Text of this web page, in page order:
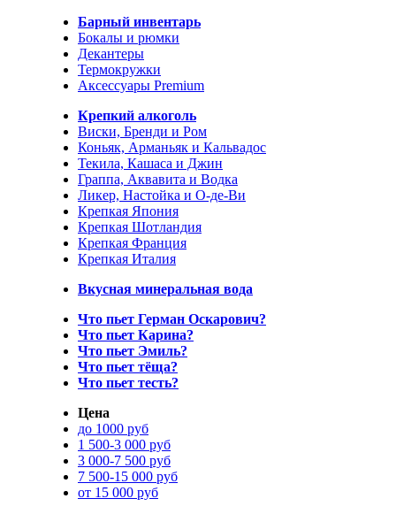
Барный инвентарь
Бокалы и рюмки
Декантеры
Термокружки
Аксессуары Premium
Крепкий алкоголь
Виски, Бренди и Ром
Коньяк, Арманьяк и Кальвадос
Текила, Кашаса и Джин
Граппа, Аквавита и Водка
Ликер, Настойка и О-де-Ви
Крепкая Япония
Крепкая Шотландия
Крепкая Франция
Крепкая Италия
Вкусная минеральная вода
Что пьет Герман Оскарович?
Что пьет Карина?
Что пьет Эмиль?
Что пьет тёща?
Что пьет тесть?
Цена
до 1000 руб
1 500-3 000 руб
3 000-7 500 руб
7 500-15 000 руб
от 15 000 руб